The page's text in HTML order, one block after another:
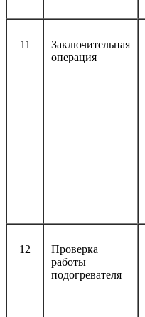
11
Заключительная
операция
12
Проверка
работы
подогревателя